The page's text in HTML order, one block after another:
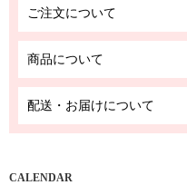
ご注文について
商品について
配送・お届けについて